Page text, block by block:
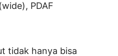
PDAF
tidak hanya bisa